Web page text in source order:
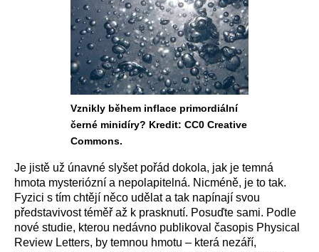
Vznikly během inflace primordiální
černé minidíry? Kredit: CC0 Creative
Commons.
Je jistě už únavné slyšet pořád dokola, jak je temná
hmota mysteriózní a nepolapitelná. Nicméně, je to tak.
Fyzici s tím chtějí něco udělat a tak napínají svou
představivost téměř až k prasknutí. Posuďte sami. Podle
nové studie, kterou nedávno publikoval časopis Physical
Review Letters, by temnou hmotu – která nezáří,